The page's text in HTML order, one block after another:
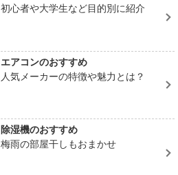
初心者や大学生など目的別に紹介
エアコンのおすすめ
人気メーカーの特徴や魅力とは？
除湿機のおすすめ
梅雨の部屋干しもおまかせ